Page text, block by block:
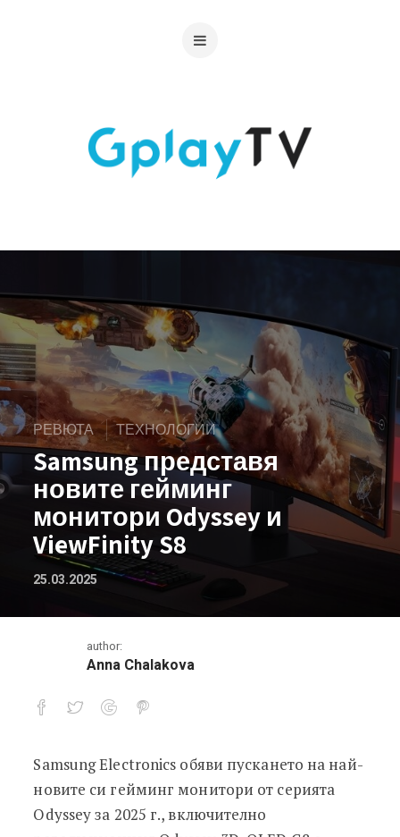
РЕВЮТА ТЕХНОЛОГИИ
Samsung представя
новите гейминг
монитори Odyssey и
ViewFinity S8
25.03.2025
author:
Anna Chalakova
Samsung представя новите
Samsung Electronics обяви пускането на най-
новите си гейминг монитори от серията
Odyssey за 2025 г., включително